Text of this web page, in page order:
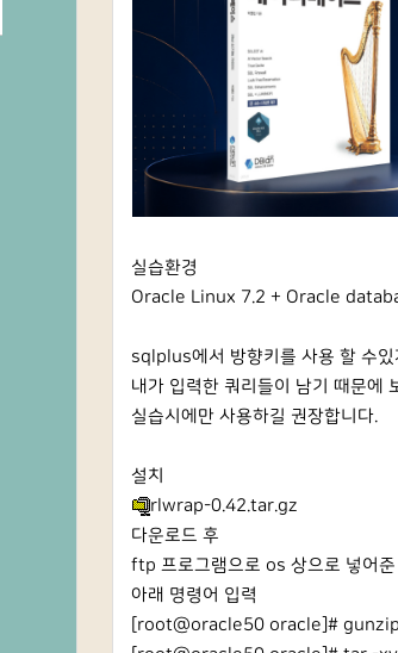
실습환경
Oracle Linux 7.2 + Oracle
sqlplus에서 방향키를 사용 할 수
내가 입력한 쿼리들이 남기 때문에
실습시에만 사용하길 권장합니다.
설치
rlwrap-0.42.tar.gz
다운로드 후
ftp 프로그램으로 os 상으로 넣어준
아래 명령어 입력
[root@oracle50 oracle]#